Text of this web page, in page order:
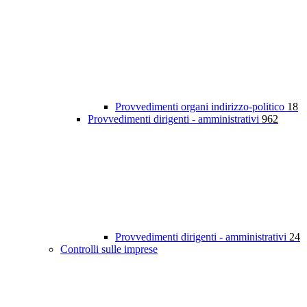
Provvedimenti organi indirizzo-politico 18
Provvedimenti dirigenti - amministrativi 962
Provvedimenti dirigenti - amministrativi 24
Controlli sulle imprese